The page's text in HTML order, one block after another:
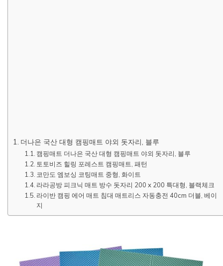
더나은 국산 대형 캠핑매트 야외 돗자리, 블루
캠핑매트 더나은 국산 대형 캠핑매트 야외 돗자리, 블루
토토비즈 힐링 포레스트 캠핑매트, 패턴
코만도 엠보싱 코팅매트 중형, 화이트
라라공방 피크닉 매트 방수 돗자리 200 x 200 특대형, 블랙체크
라이반 캠핑 에어 매트 침대 매트리스 자동충전 40cm 더블, 베이
지